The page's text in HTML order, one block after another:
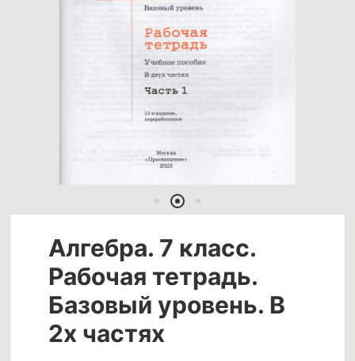
Алгебра. 7 класс.
Рабочая тетрадь.
Базовый уровень. В
2х частях